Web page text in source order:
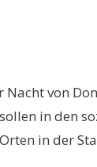
von
in den
in der